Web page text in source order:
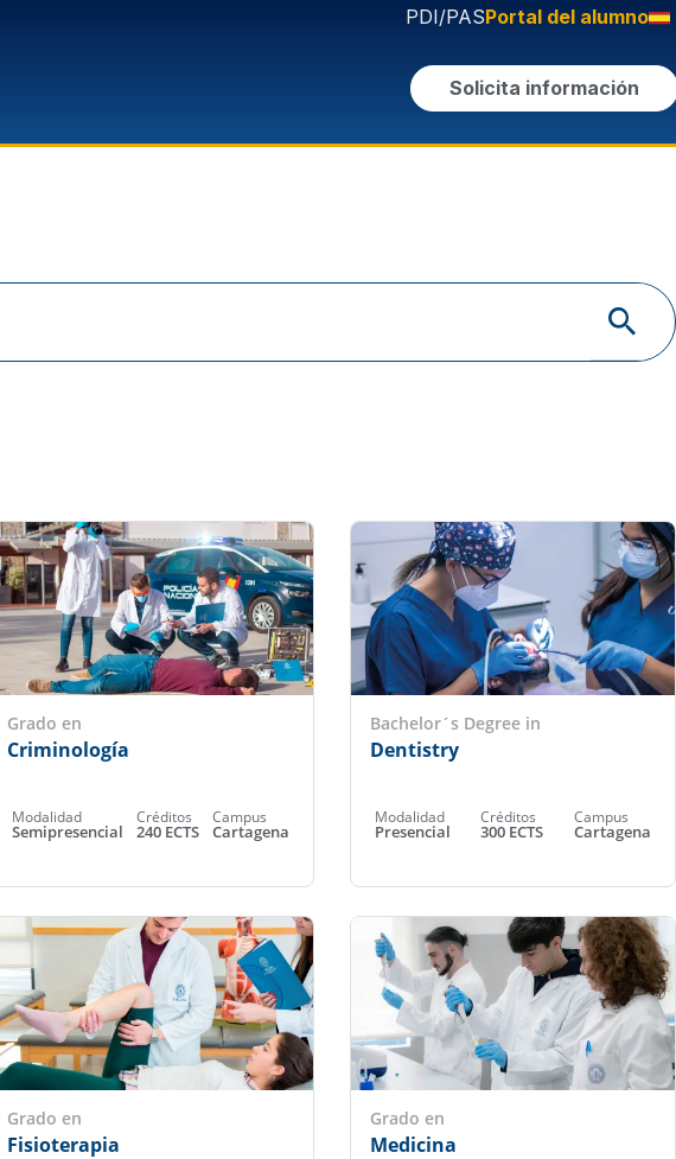
PDI/PASPortal del alumno
Solicita información
Grado en
Criminología
Modalidad
Semipresencial
Créditos
240 ECTS
Campus
Cartagena
Bachelor´s Degree in
Dentistry
Modalidad
Presencial
Créditos
300 ECTS
Campus
Cartagena
Grado en
Fisioterapia
Grado en
Medicina